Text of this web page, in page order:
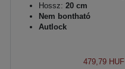
Hossz: 20 cm
Nem bontható
Autlock
479,79 HUF